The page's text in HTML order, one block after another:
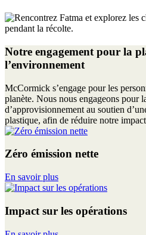
Notre engagement pour la
l’environnement
McCormick s’engage pour les
planète. Nous nous engageons pour
d’approvisionnement au soutien
plastique, afin de réduire notre
Zéro émission nette
En savoir plus
Impact sur les opérations